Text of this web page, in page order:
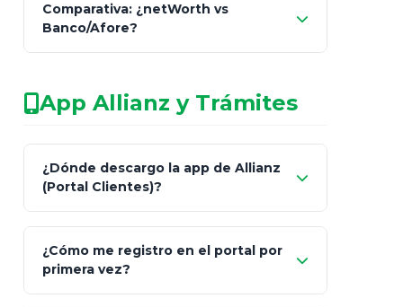
patrimonio con asesores informales en
redes sociales.
consultor técnico
legalmente facultado
Comparativa: ¿netWorth vs
Banco/Afore?
Característica netWorth (Certificado)
Fiscalidad Estrategia Art. 151 / 93
App Allianz y Trámites
¿Dónde descargo la app de Allianz
(Portal Clientes)?
Client"
¿Cómo me registro en el portal por
primera vez?